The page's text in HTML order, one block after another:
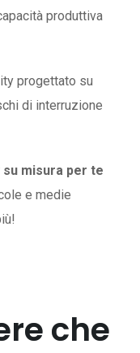
produttiva
progettato su
di interruzione
misura per te
e medie
che